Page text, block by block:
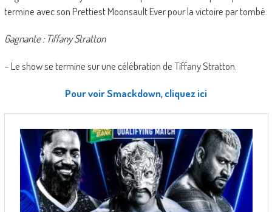
termine avec son Prettiest Moonsault Ever pour la victoire par tombé.
Gagnante : Tiffany Stratton
– Le show se termine sur une célébration de Tiffany Stratton.
Pour voir Smackdown, cliquez ici